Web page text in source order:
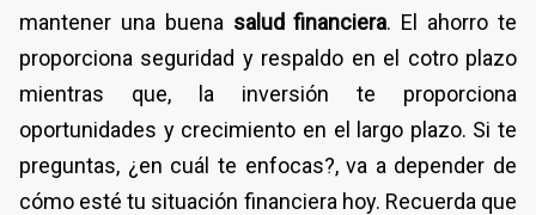
mantener una buena salud financiera. El ahorro te
proporciona seguridad y respaldo en el cotro plazo
mientras que, la inversión te proporciona
oportunidades y crecimiento en el largo plazo. Si te
preguntas, ¿en cuál te enfocas?, va a depender de
cómo esté tu situación financiera hoy. Recuerda que